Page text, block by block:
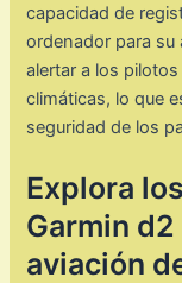
capacidad de
ordenador para su
alertar a los
climáticas, lo que
seguridad de los
Explora
Garmin d2
aviación